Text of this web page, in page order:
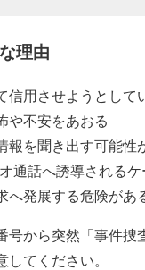
理由
信用させようとして
や不安をあおる
報を聞き出す可能性
通話へ誘導されるケ
へ発展する危険があ
号から突然「事件捜
てください。